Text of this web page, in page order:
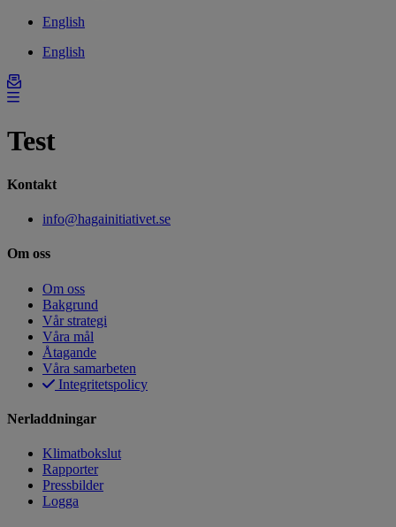
English
English
Test
Kontakt
info@hagainitiativet.se
Om oss
Om oss
Bakgrund
Vår strategi
Våra mål
Åtagande
Våra samarbeten
Integritetspolicy
Nerladdningar
Klimatbokslut
Rapporter
Pressbilder
Logga